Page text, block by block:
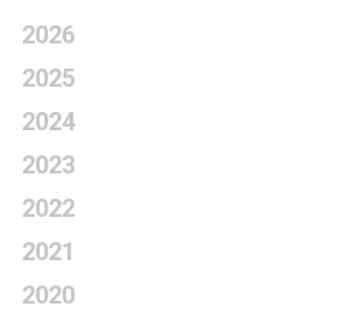
2026
2025
2024
2023
2022
2021
2020